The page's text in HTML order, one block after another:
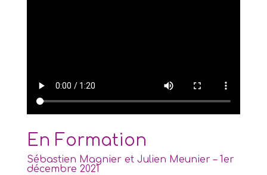
En Formation
Sébastien Magnier et Julien Meunier – 1er
décembre 2021